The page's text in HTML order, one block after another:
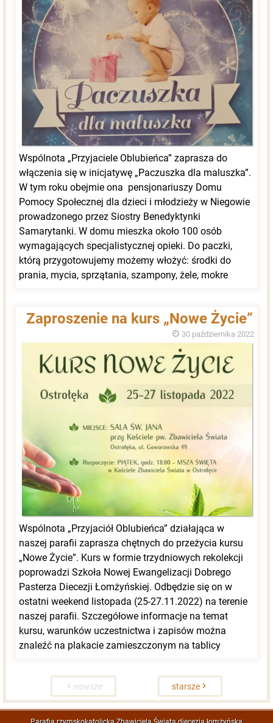
Wspólnota „Przyjaciele Oblubieńca” zaprasza do
włączenia się w inicjatywę „Paczuszka dla maluszka”.
W tym roku obejmie ona pensjonariuszy Domu
Pomocy Społecznej dla dzieci i młodzieży w Niegowie
prowadzonego przez Siostry Benedyktynki
Samarytanki. W domu mieszka około 100 osób
wymagających specjalistycznej opieki. Do paczki,
którą przygotowujemy możemy włożyć: środki do
prania, mycia, sprzątania, szampony, żele, mokre
stoliku z prasą. Paczkę lub pojedyncze rzeczy
zostawiamy przy choince przy ołtarzu Matki Bożej.
Nasz gest jest konkretną odpowiedzią na słowa
Chrystusa: „Cokolwiek uczyniliście jednemu z braci
moich najmniejszych, uczyniliście dla Mnie”.
Zaproszenie na kurs „Nowe Życie”
30 października 2022
Wspólnota „Przyjaciół Oblubieńca” działająca w
naszej parafii zaprasza chętnych do przeżycia kursu
„Nowe Życie”. Kurs w formie trzydniowych rekolekcji
poprowadzi Szkoła Nowej Ewangelizacji Dobrego
Pasterza Diecezji Łomżyńskiej. Odbędzie się on w
ostatni weekend listopada (25-27.11.2022) na terenie
naszej parafii. Szczegółowe informacje na temat
kursu, warunków uczestnictwa i zapisów można
znaleźć na plakacie zamieszczonym na tablicy
Facebooku.
nowsze starsze